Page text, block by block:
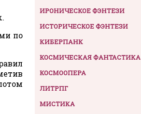
по
ИРОНИЧЕСКОЕ ФЭНТЕЗИ
ИСТОРИЧЕСКОЕ ФЭНТЕЗИ
КИБЕРПАНК
КОСМИЧЕСКАЯ ФАНТАСТИКА
КОСМООПЕРА
ЛИТРПГ
МИСТИКА